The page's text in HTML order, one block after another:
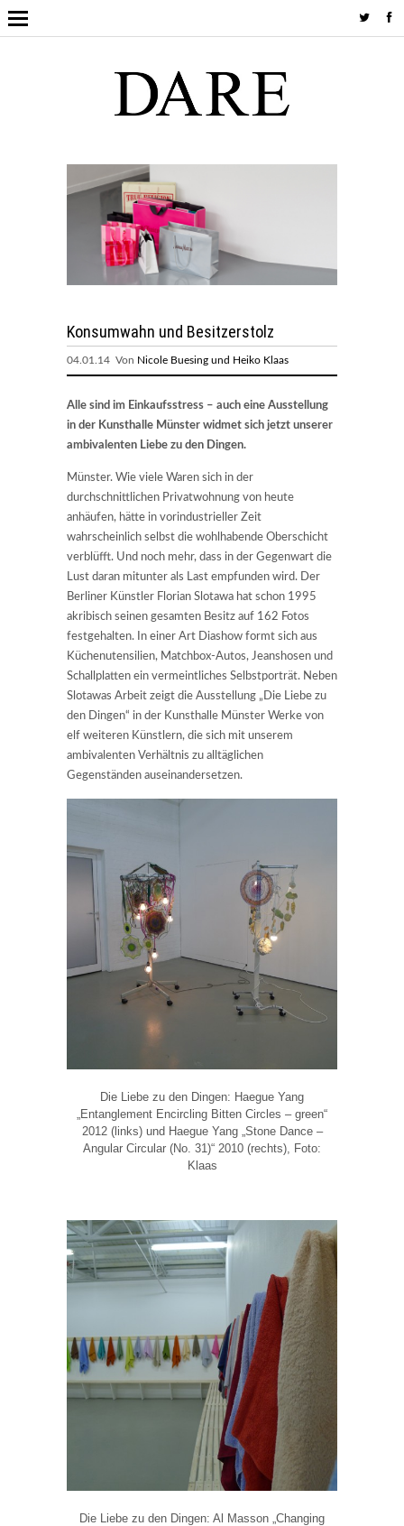
Konsumwahn und Besitzerstolz
04.01.14 Von Nicole Buesing und Heiko Klaas
Alle sind im Einkaufsstress – auch eine Ausstellung
in der Kunsthalle Münster widmet sich jetzt unserer
ambivalenten Liebe zu den Dingen.
Münster. Wie viele Waren sich in der
durchschnittlichen Privatwohnung von heute
anhäufen, hätte in vorindustrieller Zeit
wahrscheinlich selbst die wohlhabende Oberschicht
verblüfft. Und noch mehr, dass in der Gegenwart die
Lust daran mitunter als Last empfunden wird. Der
Berliner Künstler Florian Slotawa hat schon 1995
akribisch seinen gesamten Besitz auf 162 Fotos
festgehalten. In einer Art Diashow formt sich aus
Küchenutensilien, Matchbox-Autos, Jeanshosen und
Schallplatten ein vermeintliches Selbstporträt. Neben
Slotawas Arbeit zeigt die Ausstellung „Die Liebe zu
den Dingen“ in der Kunsthalle Münster Werke von
elf weiteren Künstlern, die sich mit unserem
ambivalenten Verhältnis zu alltäglichen
Gegenständen auseinandersetzen.
Die Liebe zu den Dingen: Haegue Yang
„Entanglement Encircling Bitten Circles – green“
2012 (links) und Haegue Yang „Stone Dance –
Angular Circular (No. 31)“ 2010 (rechts), Foto:
Klaas
Die Liebe zu den Dingen: Al Masson „Changing